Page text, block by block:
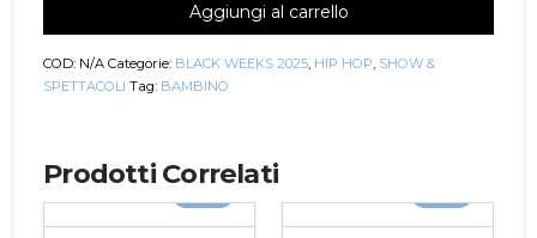
Bambina
Bangkok
quantità
Aggiungi al carrello
COD: N/A Categorie: BLACK WEEKS 2025, HIP HOP, SHOW &
SPETTACOLI Tag: BAMBINO
Prodotti Correlati